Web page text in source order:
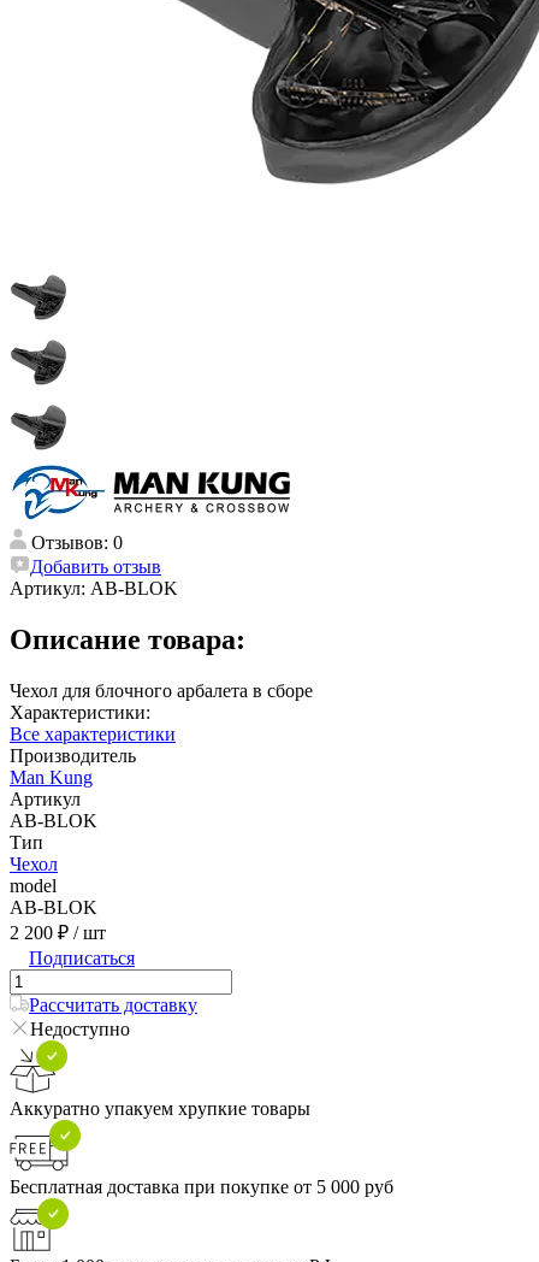
Отзывов: 0
Добавить отзыв
Артикул: AB-BLOK
Описание товара:
Чехол для блочного арбалета в сборе
Характеристики:
Все характеристики
Производитель
Man Kung
Артикул
AB-BLOK
Тип
Чехол
model
AB-BLOK
2 200 ₽ / шт
Подписаться
Рассчитать доставку
Недоступно
Аккуратно упакуем хрупкие товары
Бесплатная доставка при покупке от 5 000 руб